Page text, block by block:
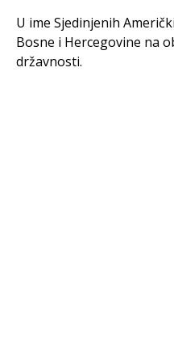
U ime Sjedinjenih
Bosne i Hercegovine na
državnosti.